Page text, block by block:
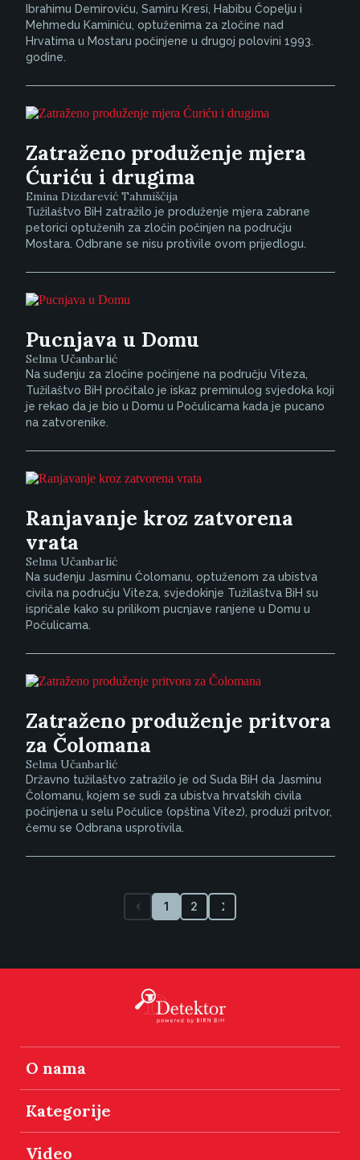
Ibrahimu Demiroviću, Samiru Kresi, Habibu Čopelju i
Mehmedu Kaminiću, optuženima za zločine nad
Hrvatima u Mostaru počinjene u drugoj polovini 1993.
godine.
Zatraženo produženje mjera
Ćuriću i drugima
Emina Dizdarević Tahmiščija
Tužilaštvo BiH zatražilo je produženje mjera zabrane
petorici optuženih za zločin počinjen na području
Mostara. Odbrane se nisu protivile ovom prijedlogu.
Pucnjava u Domu
Selma Učanbarlić
Na suđenju za zločine počinjene na području Viteza,
Tužilaštvo BiH pročitalo je iskaz preminulog svjedoka koji
je rekao da je bio u Domu u Počulicama kada je pucano
na zatvorenike.
Ranjavanje kroz zatvorena
vrata
Selma Učanbarlić
Na suđenju Jasminu Čolomanu, optuženom za ubistva
civila na području Viteza, svjedokinje Tužilaštva BiH su
ispričale kako su prilikom pucnjave ranjene u Domu u
Počulicama.
Zatraženo produženje pritvora
za Čolomana
Selma Učanbarlić
Državno tužilaštvo zatražilo je od Suda BiH da Jasminu
Čolomanu, kojem se sudi za ubistva hrvatskih civila
počinjena u selu Počulice (opština Vitez), produži pritvor,
čemu se Odbrana usprotivila.
1 2
O nama
Kategorije
Video